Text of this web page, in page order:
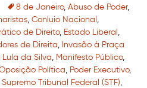
8 de Janeiro, Abuso de Poder,
, Conluio Nacional ,
de Direito, Estado Liberal ,
de Direita, Invasão à Praça
Lula da Silva, Manifesto Público,
Política, Poder Executivo,
Supremo Tribunal Federal (STF),